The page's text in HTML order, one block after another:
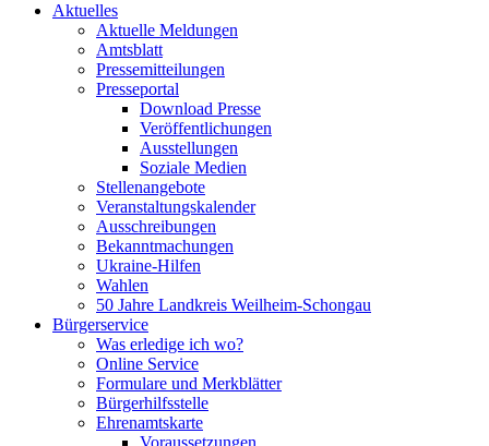
Aktuelles
Aktuelle Meldungen
Amtsblatt
Pressemitteilungen
Presseportal
Download Presse
Veröffentlichungen
Ausstellungen
Soziale Medien
Stellenangebote
Veranstaltungskalender
Ausschreibungen
Bekanntmachungen
Ukraine-Hilfen
Wahlen
50 Jahre Landkreis Weilheim-Schongau
Bürgerservice
Was erledige ich wo?
Online Service
Formulare und Merkblätter
Bürgerhilfsstelle
Ehrenamtskarte